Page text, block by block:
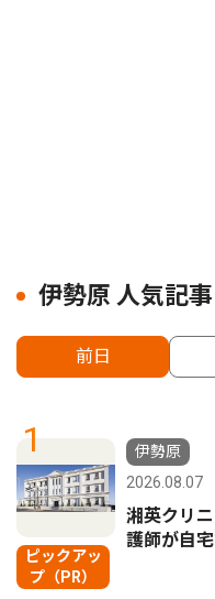
伊勢原 人気記
前日
1
ピックアッ
プ（PR）
伊勢原
2026.08.07
湘英クリ
護師が自